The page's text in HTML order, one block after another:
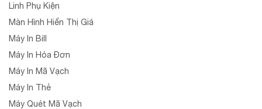
Linh Phụ Kiện
Màn Hình Hiển Thị Giá
Máy In Bill
Máy In Hóa Đơn
Máy In Mã Vạch
Máy In Thẻ
Máy Quét Mã Vạch